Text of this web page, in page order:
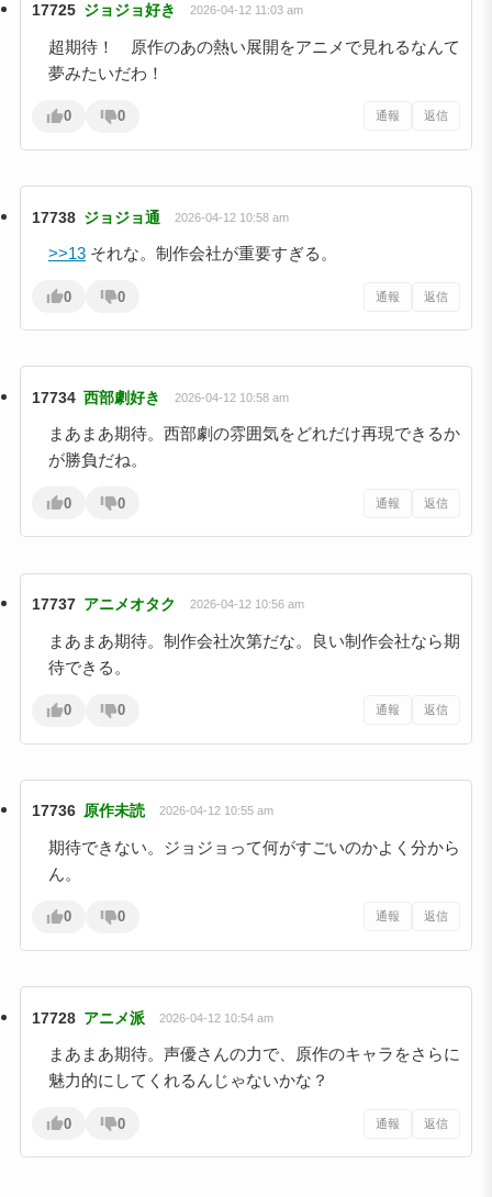
17725 ジョジョ好き 2026-04-12 11:03 am
超期待！ 原作のあの熱い展開をアニメで見れるなんて
夢みたいだわ！
0 0 通報 返信
17738 ジョジョ通 2026-04-12 10:58 am
>>13それな。制作会社が重要すぎる。
0 0 通報 返信
17734 西部劇好き 2026-04-12 10:58 am
まあまあ期待。西部劇の雰囲気をどれだけ再現できるか
が勝負だね。
0 0 通報 返信
17737 アニメオタク 2026-04-12 10:56 am
まあまあ期待。制作会社次第だな。良い制作会社なら期
待できる。
0 0 通報 返信
17736 原作未読 2026-04-12 10:55 am
期待できない。ジョジョって何がすごいのかよく分から
ん。
0 0 通報 返信
17728 アニメ派 2026-04-12 10:54 am
まあまあ期待。声優さんの力で、原作のキャラをさらに
魅力的にしてくれるんじゃないかな？
0 0 通報 返信